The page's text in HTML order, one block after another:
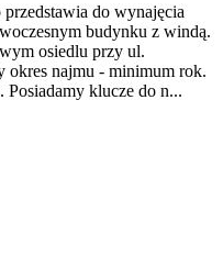
do wynajęcia
budynku z windą.
osiedlu przy ul.
okres najmu - minimum rok.
klucze do n...